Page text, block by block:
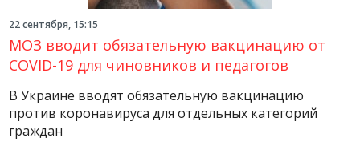
22 сентября, 15:15
МОЗ вводит обязательную вакцинацию от
COVID-19 для чиновников и педагогов
В Украине вводят обязательную вакцинацию
против коронавируса для отдельных категорий
граждан